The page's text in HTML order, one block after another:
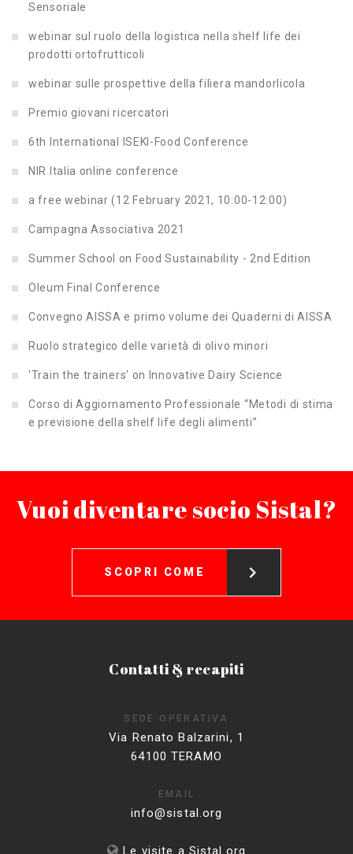
Sensoriale
webinar sul ruolo della logistica nella shelf life dei
prodotti ortofrutticoli
webinar sulle prospettive della filiera mandorlicola
Premio giovani ricercatori
6th International ISEKI-Food Conference
NIR Italia online conference
a free webinar (12 February 2021, 10:00-12:00)
Campagna Associativa 2021
Summer School on Food Sustainability - 2nd Edition
Oleum Final Conference
Convegno AISSA e primo volume dei Quaderni di AISSA
Ruolo strategico delle varietà di olivo minori
'Train the trainers' on Innovative Dairy Science
Corso di Aggiornamento Professionale “Metodi di stima
e previsione della shelf life degli alimenti”
Vuoi diventare socio Sistal?
SCOPRI COME
Contatti & recapiti
SEDE OPERATIVA
Via Renato Balzarini, 1
64100 TERAMO
EMAIL
info@sistal.org
Le visite a Sistal.org